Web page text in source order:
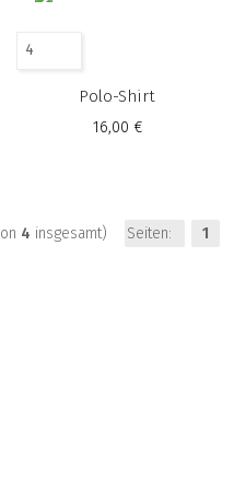
4
Polo-Shirt
16,00 €
Seiten: 1
4 insgesamt)